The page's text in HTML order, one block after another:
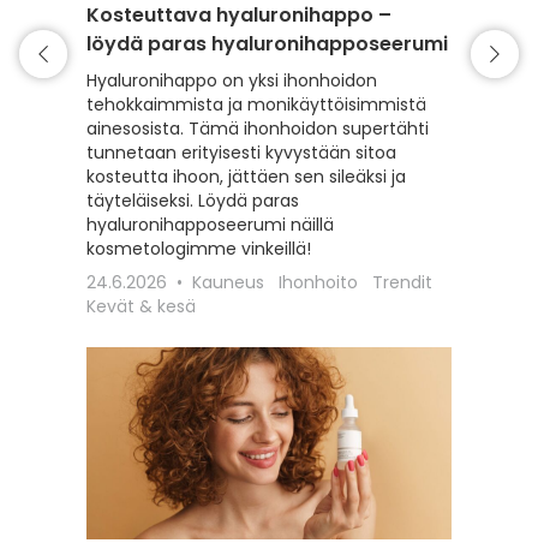
Kosteuttava hyaluronihappo –
löydä paras hyaluronihapposeerumi
Hyaluronihappo on yksi ihonhoidon
tehokkaimmista ja monikäyttöisimmistä
ainesosista. Tämä ihonhoidon supertähti
tunnetaan erityisesti kyvystään sitoa
kosteutta ihoon, jättäen sen sileäksi ja
täyteläiseksi. Löydä paras
hyaluronihapposeerumi näillä
kosmetologimme vinkeillä!
24.6.2026
Kauneus Ihonhoito
Trendit
Kevät & kesä
Kuiva,